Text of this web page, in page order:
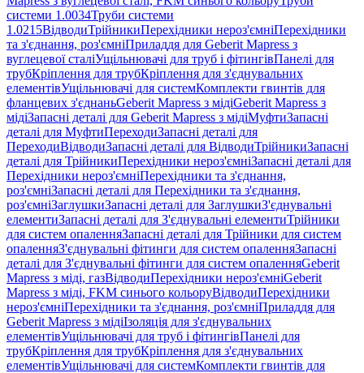
системи 1.0034Труби системи
1.0215ВідводиТрійникиПерехідники нероз'ємніПерехідники
та з'єднання, роз'ємніПриладдя для Geberit Mapress з
вуглецевої сталіУщільнювачі для труб і фітингівПанелі для
трубКріплення для трубКріплення для з'єднувальних
елементівУщільнювачі для системКомплекти гвинтів для
фланцевих з'єднаньGeberit Mapress з мідіGeberit Mapress з
мідіЗапасні деталі для Geberit Mapress з мідіМуфтиЗапасні
деталі для МуфтиПереходиЗапасні деталі для
ПереходиВідводиЗапасні деталі для ВідводиТрійникиЗапасні
деталі для ТрійникиПерехідники нероз'ємніЗапасні деталі для
Перехідники нероз'ємніПерехідники та з'єднання,
роз'ємніЗапасні деталі для Перехідники та з'єднання,
роз'ємніЗаглушкиЗапасні деталі для ЗаглушкиЗ'єднувальні
елементиЗапасні деталі для З'єднувальні елементиТрійники
для систем опаленняЗапасні деталі для Трійники для систем
опаленняЗ'єднувальні фітинги для систем опаленняЗапасні
деталі для З'єднувальні фітинги для систем опаленняGeberit
Mapress з міді, газВідводиПерехідники нероз'ємніGeberit
Mapress з міді, FKM синього кольоруВідводиПерехідники
нероз'ємніПерехідники та з'єднання, роз'ємніПриладдя для
Geberit Mapress з мідіІзоляція для з'єднувальних
елементівУщільнювачі для труб і фітингівПанелі для
трубКріплення для трубКріплення для з'єднувальних
елементівУщільнювачі для системКомплекти гвинтів для